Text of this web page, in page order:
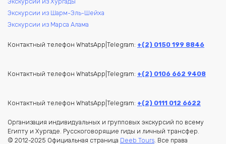
Экскурсии из Шарм-Эль-Шейха
Экскурсии из Марса Алама
Контактный телефон WhatsApp|Telegram: +(2) 0150 199 8846
Контактный телефон WhatsApp|Telegram: +(2) 0106 662 9408
Контактный телефон WhatsApp|Telegram: +(2) 0111 012 6622
Организация индивидуальных и групповых экскурсий по всему
Египту и Хургаде. Русскоговорящие гиды и личный трансфер.
© 2012-2025 Официальная страница Deeb Tours. Все права